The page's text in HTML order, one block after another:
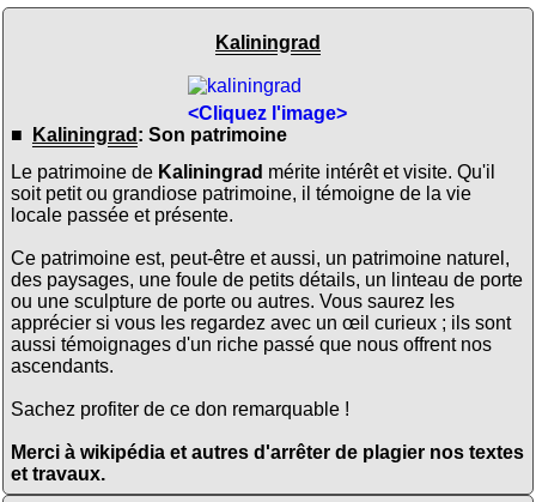
Kaliningrad
<Cliquez l'image>
■
Kaliningrad : Son patrimoine
Le patrimoine de Kaliningrad mérite intérêt et visite. Qu'il
soit petit ou grandiose patrimoine, il témoigne de la vie
locale passée et présente.
Ce patrimoine est, peut-être et aussi, un patrimoine naturel,
des paysages, une foule de petits détails, un linteau de porte
ou une sculpture de porte ou autres. Vous saurez les
apprécier si vous les regardez avec un œil curieux ; ils sont
aussi témoignages d'un riche passé que nous offrent nos
ascendants.
Sachez profiter de ce don remarquable !
Merci à wikipédia et autres d'arrêter de plagier nos textes
et travaux.